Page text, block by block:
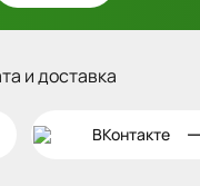
и доставка
ВКонтакте